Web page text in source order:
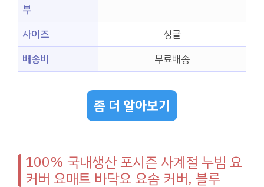
부
사이즈
싱글
배송비
무료배송
좀 더 알아보기
100% 국내생산 포시즌 사계절 누빔 요
커버 요매트 바닥요 요솜 커버, 블루